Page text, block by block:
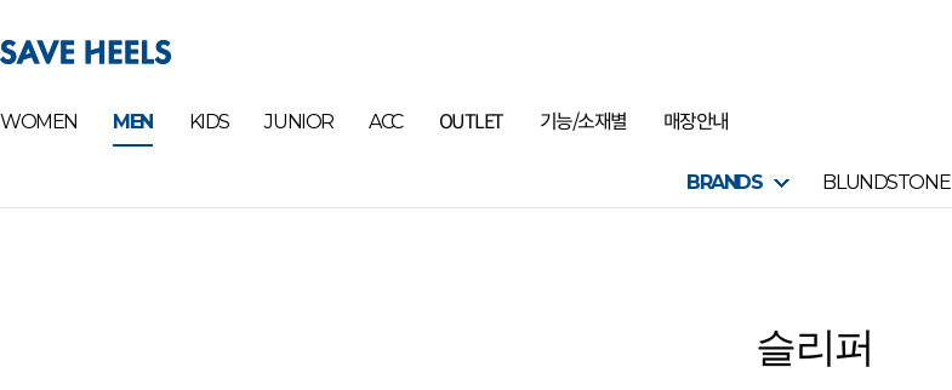
WOMEN MEN KIDS JUNIOR ACC OUTLET 기능/소재별 매장안내
BRANDS BLUNDSTONE
슬리퍼